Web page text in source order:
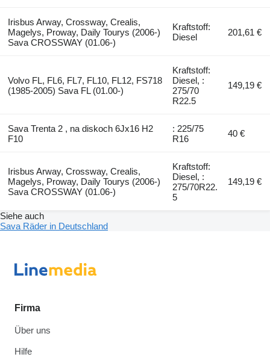
Irisbus Arway, Crossway, Crealis,
Magelys, Proway, Daily Tourys (2006-)
Sava CROSSWAY (01.06-)
Kraftstoff:
Diesel
201,61 €
Volvo FL, FL6, FL7, FL10, FL12, FS718
(1985-2005) Sava FL (01.00-)
Kraftstoff:
Diesel, :
275/70
R22.5
149,19 €
Sava Trenta 2 , na diskoch 6Jx16 H2
F10
: 225/75
R16
40 €
Irisbus Arway, Crossway, Crealis,
Magelys, Proway, Daily Tourys (2006-)
Sava CROSSWAY (01.06-)
Kraftstoff:
Diesel, :
275/70R22.
5
149,19 €
Siehe auch
Sava Räder in Deutschland
Firma
Über uns
Hilfe